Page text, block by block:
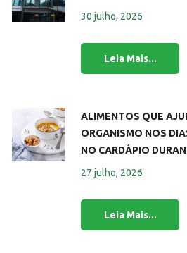
30 julho, 2026
ALIMENTOS QUE
ORGANISMO NOS
NO CARDÁPIO
27 julho, 2026